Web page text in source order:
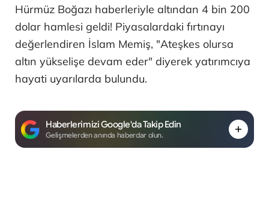
Hürmüz Boğazı haberleriyle altından 4 bin 200
dolar hamlesi geldi! Piyasalardaki fırtınayı
değerlendiren İslam Memiş, "Ateşkes olursa
altın yükselişe devam eder" diyerek yatırımcıya
hayati uyarılarda bulundu.
Haberlerimizi Google'da Takip Edin
Gelişmelerden anında haberdar olun.